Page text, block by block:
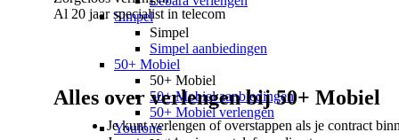
Simpel
Simpel
Simpel aanbiedingen
50+ Mobiel
50+ Mobiel
50+ Mobiel aanbiedingen
50+ Mobiel verlengen
Youfone
Al 20 jaar specialist in telecom
Alles over verlengen bij 50+ Mobiel
Je kunt verlengen of overstappen als je contract